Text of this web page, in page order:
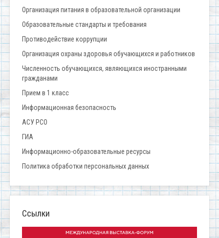
Организация питания в образовательной организации
Образовательные стандарты и требования
Противодействие коррупции
Организация охраны здоровья обучающихся и работников
Численность обучающихся, являющихся иностранными
гражданами
Прием в 1 класс
Информационная безопасность
АСУ РСО
ГИА
Информационно-образовательные ресурсы
Политика обработки персональных данных
Ссылки